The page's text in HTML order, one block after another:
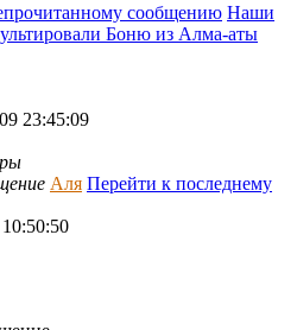
сообщению Наши
Боню из Алма-аты
23:45:09
Аля Перейти к последнему